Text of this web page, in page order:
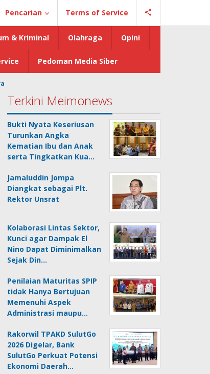
Pencarian Terms of Service
& Kriminal Olahraga Opini
Pedoman Media Siber
Terkini Meimonews
Bukti Nyata Keseriusan
Turunkan Angka
Kematian Ibu dan Anak
serta Tingkatkan Kua…
Jamaluddin Jompa
Diangkat sebagai Plt.
Rektor Unsrat
Kolaborasi Lintas Sektor,
Kunci agar Dampak El
Nino Dapat Diminimalkan
Sejak Din…
Penilaian Maturitas SPIP
tidak Hanya Bertujuan
Memenuhi Aspek
Administrasi maupu…
Rakorwil TPAKD SulutGo
2026 Digelar, Bank
SulutGo Perkuat Potensi
Ekonomi Daerah…